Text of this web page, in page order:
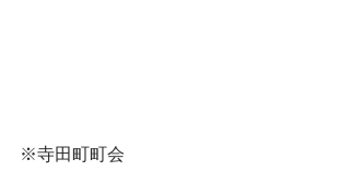
※寺田町町会